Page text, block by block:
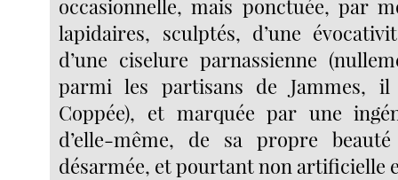
occasionnelle, mais ponctuée, par
lapidaires, sculptés, d’une
d’une ciselure parnassienne
parmi les partisans de Jammes,
Coppée), et marquée par une
d’elle-même, de sa propre
désarmée, et pourtant non artificielle